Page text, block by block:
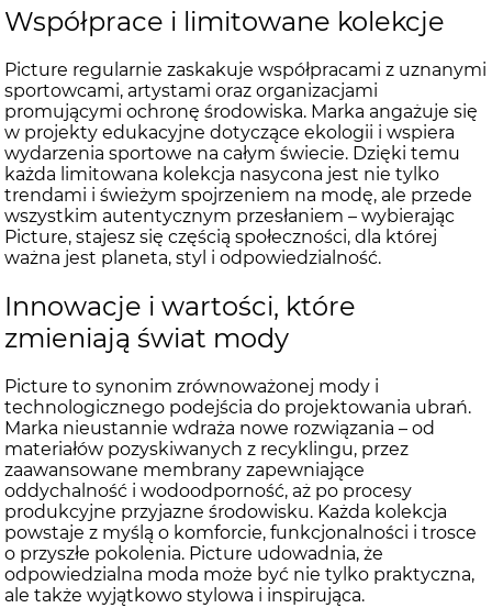
Współprace i limitowane kolekcje
Picture regularnie zaskakuje współpracami z uznanymi
sportowcami, artystami oraz organizacjami
promującymi ochronę środowiska. Marka angażuje się
w projekty edukacyjne dotyczące ekologii i wspiera
wydarzenia sportowe na całym świecie. Dzięki temu
każda limitowana kolekcja nasycona jest nie tylko
trendami i świeżym spojrzeniem na modę, ale przede
wszystkim autentycznym przesłaniem – wybierając
Picture, stajesz się częścią społeczności, dla której
ważna jest planeta, styl i odpowiedzialność.
Innowacje i wartości, które
zmieniają świat mody
Picture to synonim zrównoważonej mody i
technologicznego podejścia do projektowania ubrań.
Marka nieustannie wdraża nowe rozwiązania – od
materiałów pozyskiwanych z recyklingu, przez
zaawansowane membrany zapewniające
oddychalność i wodoodporność, aż po procesy
produkcyjne przyjazne środowisku. Każda kolekcja
powstaje z myślą o komforcie, funkcjonalności i trosce
o przyszłe pokolenia. Picture udowadnia, że
odpowiedzialna moda może być nie tylko praktyczna,
ale także wyjątkowo stylowa i inspirująca.